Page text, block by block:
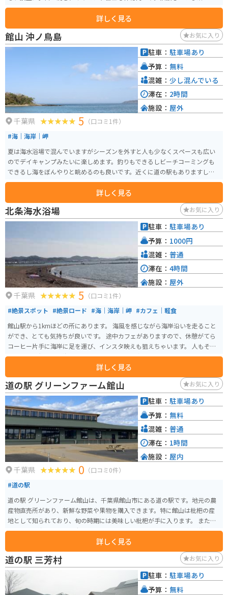
ではお土産物の購入や食事も可能です。
詳しく見る
館山 沖ノ鳥島 お気に入り
千葉県 5 （口コミ1件）
#海｜海岸｜岬
夏は海水浴場で混んでいますがシーズンを外すと人も少なくスペースも広い
のでデイキャンプみたいに楽しめます。釣りもできるしビーチコーミングも
できるし海をぼんやりと眺めるのも良いです。近くに道の駅もありますし、
美味しい食べ物屋さんも色々とあるので、この付近でも色々と楽しめます。
詳しく見る
駐車： 駐車場あり
予算： 無料
混雑： 少し混んでいる
滞在： 2時間
施設： 屋外
北条海水浴場 お気に入り
千葉県 5 （口コミ1件）
#絶景スポット #絶景ロード #海｜海岸｜岬 #カフェ｜軽食
館山駅から1kmほどの所にあります。 海風を感じながら海岸沿いを走ること
ができ、とても気持ちが良いです。 途中カフェがありますので、休憩がてら
コーヒー片手に海岸に足を運び、インスタ映えも狙えちゃいます。 人もそこ
まで多くは無いので海岸沿いを走りたいという方には是非オススメです。 ※
無料駐車場は点在してますので安心して車やバイクを停めれます。
詳しく見る
駐車： 駐車場あり
予算： 1000円
混雑： 普通
滞在： 4時間
施設： 屋外
道の駅 グリーンファーム館山 お気に入り
千葉県 0 （口コミ0件）
#道の駅
道の駅 グリーンファーム館山は、千葉県館山市にある道の駅です。地元の農
産物直売所があり、新鮮な野菜や果物を購入できます。特に館山は枇杷の産
地として知られており、旬の時期には美味しい枇杷が手に入ります。 また、
周辺には、海沿いを走る爽快な道路「房総フラワーライン」や、太平洋を一
望できる「館山ファミリーパーク」など、観光スポットも充実しています。バ
イクで訪れる場合は、道の駅に併設されている駐車場を利用できます。房総
半島を一周するツーリングの休憩スポットとしてもおすすめです。 館山は海
の幸も豊富なので、海鮮料理も楽しむことができます。道の駅周辺には、新
鮮な魚介類を使ったレストランも多いので、ぜひ立ち寄ってみてください。
詳しく見る
駐車： 駐車場あり
予算： 無料
混雑： 普通
滞在： 1時間
施設： 屋内
道の駅 三芳村 お気に入り
駐車： 駐車場あり
予算： 無料